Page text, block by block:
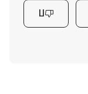
لا